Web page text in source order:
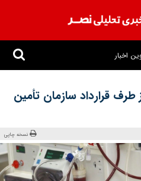
اخبار
طرف قرارداد سازمان تأمین
نسخه چاپی